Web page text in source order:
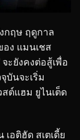
กฤษ ฤดูกาล
อง แมนเชส
จะยังคงต่อสู้เพื่อ
บันจะเริ่ม
ต์แฮม ยูไนเต็ด
อติฮัด สเตเดี้ย